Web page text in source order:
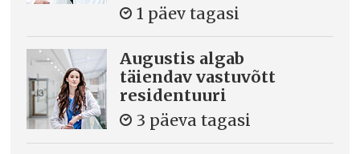
1 päev tagasi
Augustis algab
täiendav vastuvõtt
residentuuri
3 päeva tagasi